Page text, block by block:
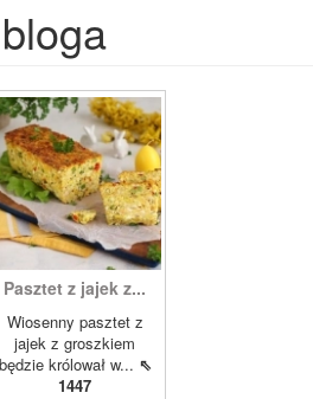
Pasztet z jajek z...
Wiosenny pasztet z
jajek z groszkiem
będzie królował w... ⇖
1447